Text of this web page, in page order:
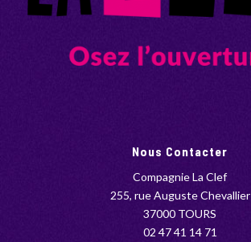
Nous Contacter
Compagnie La Clef
255, rue Auguste Chevallier
37000 TOURS
02 47 41 14 71